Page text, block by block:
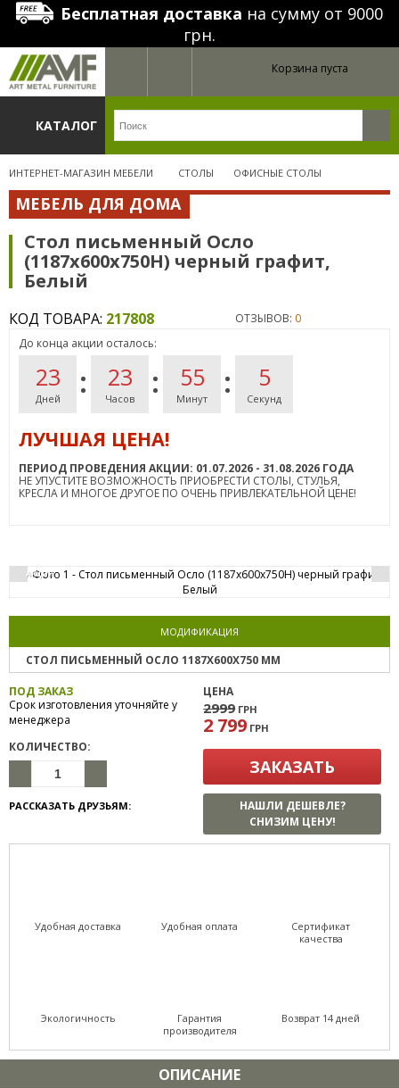
Бесплатная доставка на сумму от 9000
грн.
Корзина пуста
КАТАЛОГ
ИНТЕРНЕТ-МАГАЗИН МЕБЕЛИ СТОЛЫ ОФИСНЫЕ СТОЛЫ
МЕБЕЛЬ ДЛЯ ДОМА
Стол письменный Осло
(1187х600х750Н) черный графит,
Белый
КОД ТОВАРА: 217808 ОТЗЫВОВ: 0
До конца акции осталось:
Дней
23
Часов
23
Минут
55
Секунд
4
ЛУЧШАЯ ЦЕНА!
ПЕРИОД ПРОВЕДЕНИЯ АКЦИИ: 01.07.2026 - 31.08.2026 ГОДА
НЕ УПУСТИТЕ ВОЗМОЖНОСТЬ ПРИОБРЕСТИ СТОЛЫ, СТУЛЬЯ,
КРЕСЛА И МНОГОЕ ДРУГОЕ ПО ОЧЕНЬ ПРИВЛЕКАТЕЛЬНОЙ ЦЕНЕ!
АКЦИЯ
МОДИФИКАЦИЯ
СТОЛ ПИСЬМЕННЫЙ ОСЛО 1187Х600Х750 ММ
ПОД ЗАКАЗ
Срок изготовления уточняйте у
менеджера
КОЛИЧЕСТВО:
РАССКАЗАТЬ ДРУЗЬЯМ:
ЦЕНА
2999 ГРН
2 799 ГРН
ЗАКАЗАТЬ
НАШЛИ ДЕШЕВЛЕ?
СНИЗИМ ЦЕНУ!
Удобная доставка Удобная оплата
Сертификат
качества
Экологичность
Гарантия
производителя
Возврат 14 дней
ОПИСАНИЕ